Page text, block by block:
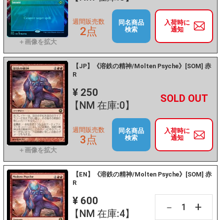
入荷時に
通知
週間販売数
2点
同名商品
検索
【JP】《溶鉄の精神/Molten Psyche》[SOM] 赤
R
¥ 250
【NM 在庫:0】
－ +
入荷時に
通知
週間販売数
3点
同名商品
検索
【EN】《溶鉄の精神/Molten Psyche》[SOM] 赤
R
¥ 600
【NM 在庫:4】
－ +